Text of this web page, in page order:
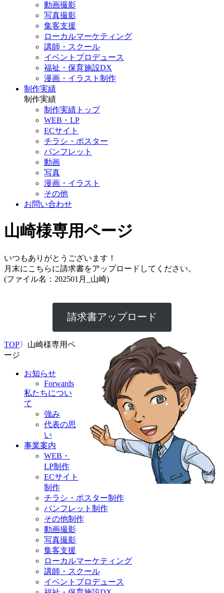
動画撮影
写真撮影
集客支援
ローカルマーケティング
講師・スクール
イベントプロデュース
福祉・保育施設DX
漫画・イラスト制作
制作実績
制作実績
制作実績トップ
WEB・LP
ECサイト
チラシ・ポスター
パンフレット
動画
写真
漫画・イラスト
その他
お問い合わせ
山崎様専用ページ
いつもありがとうございます！
月末にこちらに請求書をアップロードしてください。
(ファイル名：202501月_山崎)
請求書アップロード
TOP〉 山崎様専用ペ
ージ
お知らせ
Forwards
私たちについ
て
強み
代表の思
い
事業案内
WEB・
LP制作
ECサイト
制作
チラシ・ポスター制作
パンフレット制作
その他制作
動画撮影
写真撮影
集客支援
ローカルマーケティング
講師・スクール
イベントプロデュース